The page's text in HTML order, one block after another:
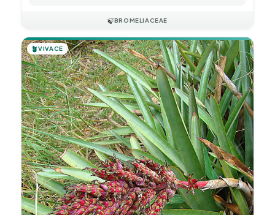
🍃BROMELIACEAE
🪴VIVACE